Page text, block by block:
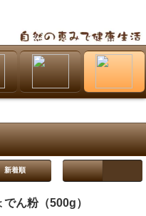
新着順
ん粉（500g）